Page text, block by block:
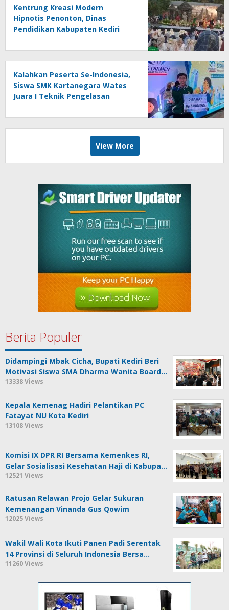
Kentrung Kreasi Modern
Hipnotis Penonton, Dinas
Pendidikan Kabupaten Kediri
Kalahkan Peserta Se-Indonesia,
Siswa SMK Kartanegara Wates
Juara I Teknik Pengelasan
View More
Berita Populer
Didampingi Mbak Cicha, Bupati Kediri Beri
Motivasi Siswa SMA Dharma Wanita Board…
13338 Views
Kepala Kemenag Hadiri Pelantikan PC
Fatayat NU Kota Kediri
13108 Views
Komisi IX DPR RI Bersama Kemenkes RI,
Gelar Sosialisasi Kesehatan Haji di Kabupa…
12521 Views
Ratusan Relawan Projo Gelar Sukuran
Kemenangan Vinanda Gus Qowim
12025 Views
Wakil Wali Kota Ikuti Panen Padi Serentak
14 Provinsi di Seluruh Indonesia Bersa…
11260 Views